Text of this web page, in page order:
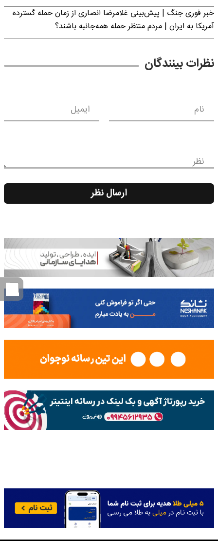
خبر فوری جنگ | پیش‌بینی غلامرضا انصاری از زمان حمله گسترده
آمریکا به ایران | مردم منتظر حمله همه‌جانبه باشند؟
نظرات بینندگان
نام ایمیل
نظر
ارسال نظر